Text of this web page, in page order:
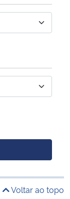
Voltar ao topo